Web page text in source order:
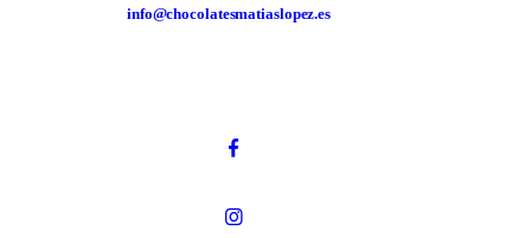
info@chocolatesmatiaslopez.es